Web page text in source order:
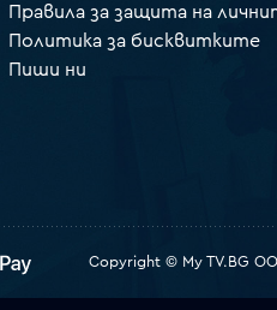
Правила за защита на
Политика за бисквитките
Пиши ни
Copyright © My TV.BG